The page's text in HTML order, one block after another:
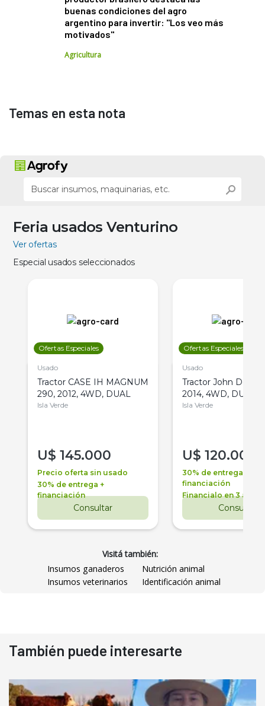
buenas condiciones del agro
argentino para invertir: "Los veo más
motivados"
Agricultura
Temas en esta nota
Feria usados Venturino
Ver ofertas
Especial usados seleccionados
Ofertas Especiales
Usado
Tractor CASE IH MAGNUM
290, 2012, 4WD, DUAL
Isla Verde
U$ 145.000
Precio oferta sin usado
30% de entrega +
financiación
Consultar
Ofertas Especiales
Usado
Tractor John Deere
2014, 4WD, DUAL
Isla Verde
U$ 120.000
30% de entrega +
financiación
Financialo en 3 años
Consultar
Visitá también:
Insumos ganaderos
Nutrición animal
Insumos veterinarios
Identificación animal
También puede interesarte